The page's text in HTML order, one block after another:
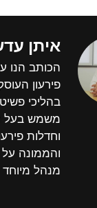
איתן
הכותב הנו
פירעון
בהליכי
משמש בעל
וחדלות
והממונה על
מנהל מיוחד